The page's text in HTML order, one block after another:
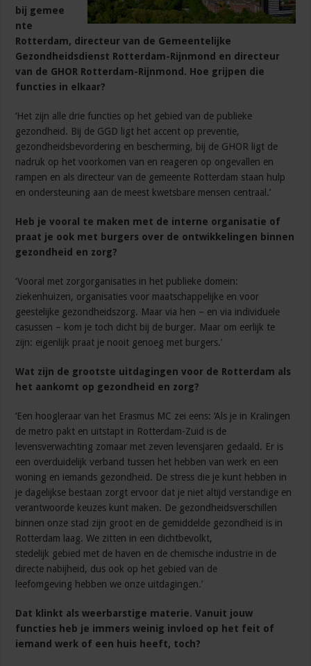
bij gemee
nte
Rotterdam, directeur van de Gemeentelijke
Gezondheidsdienst Rotterdam-Rijnmond en directeur
van de GHOR Rotterdam-Rijnmond. Hoe grijpen die
functies in elkaar?
‘Het zijn alle drie functies op het gebied van de publieke
gezondheid. Bij de GGD ligt het accent op preventie,
gezondheidsbevordering en bescherming, bij de GHOR ligt de
nadruk op het voorkomen van en reageren op ongevallen en
rampen en als directeur van de gemeente Rotterdam staan hulp
en ondersteuning aan de meest kwetsbare mensen centraal.’
Heb je vooral te maken met de interne organisatie of
praat je ook met burgers over de ontwikkelingen binnen
gezondheid en zorg?
‘Vooral met zorgorganisaties in het publieke domein:
ziekenhuizen, organisaties voor maatschappelijke en voor
geestelijke gezondheidszorg. Maar via hen – en via individuele
casussen – kom je toch dicht bij de burger. Maar om eerlijk te
zijn: eigenlijk praat je nooit genoeg met burgers.’
Wat zijn de grootste uitdagingen voor de Rotterdam als
het aankomt op gezondheid en zorg?
‘Een hoogleraar van het Erasmus MC zei eens: ‘Als je in Kralingen
de metro pakt en uitstapt in Rotterdam-Zuid is de
levensverwachting zomaar met zeven levensjaren gedaald. Er is
een overduidelijk verband tussen het hebben van werk en een
woning en iemands gezondheid. De stress die je kunt hebben in
je dagelijkse bestaan zorgt ervoor dat je niet altijd verstandige en
verantwoorde keuzes kunt maken. De gezondheidsverschillen
binnen onze stad zijn groot en de gemiddelde gezondheid is in
Rotterdam laag. We zitten in een dichtbevolkt,
stedelijk gebied met de haven en de chemische industrie in de
directe nabijheid, dus ook op het gebied van de
leefomgeving hebben we onze uitdagingen.’
Dat klinkt als weerbarstige materie. Vanuit jouw
functies heb je immers weinig invloed op het feit of
iemand werk of een huis heeft, toch?